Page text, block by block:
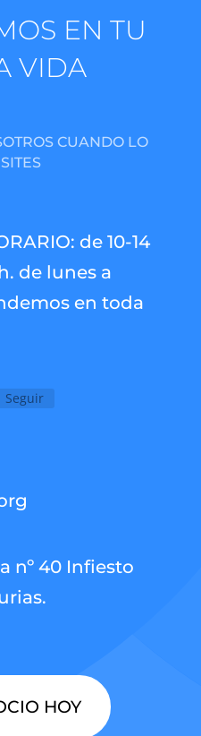
EN TU
VIDA
CUANDO LO
de 10-14
de lunes a
en toda
Seguir
nº 40 Infiesto
HOY